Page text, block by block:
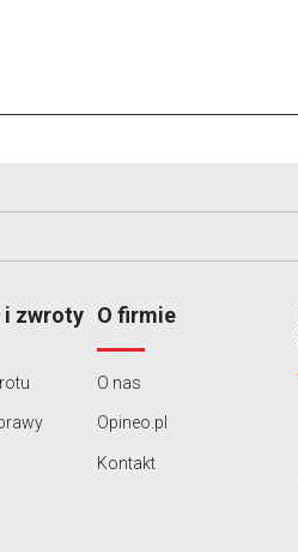
i zwroty O firmie
O nas
Opineo.pl
Kontakt